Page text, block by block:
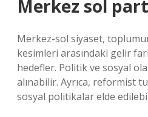
Merkez sol
Merkez-sol siyaset,
kesimleri arasındaki gelir
hedefler. Politik ve sosyal
alınabilir. Ayrıca, reformist
sosyal politikalar elde